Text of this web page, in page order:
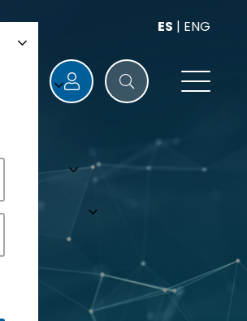
ES | ENG